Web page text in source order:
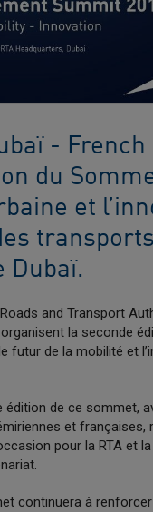
-
du
et
Dubaï.
and Transport
organisent la seconde
futur de la mobilité et
édition de ce sommet,
et
pour la RTA et
continuera à